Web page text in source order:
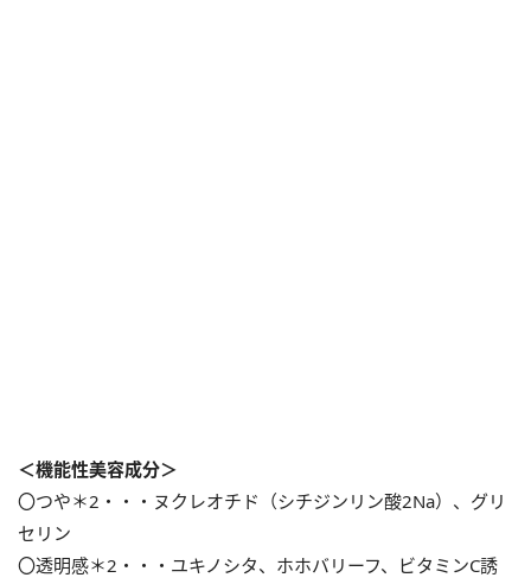
＜機能性美容成分＞
〇つや＊2・・・ヌクレオチド（シチジンリン酸2Na）、グリ
セリン
〇透明感＊2・・・ユキノシタ、ホホバリーフ、ビタミンC誘